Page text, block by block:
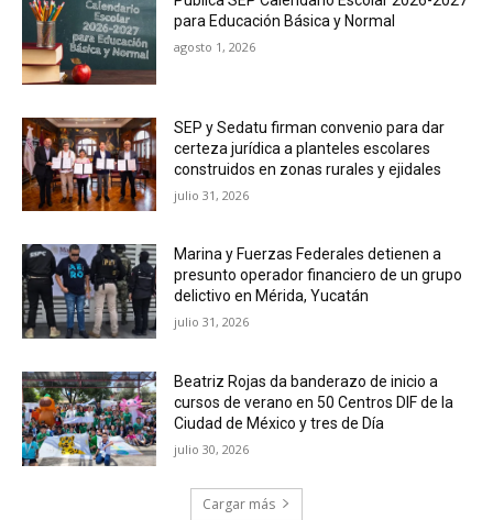
para Educación Básica y Normal
agosto 1, 2026
SEP y Sedatu firman convenio para dar
certeza jurídica a planteles escolares
construidos en zonas rurales y ejidales
julio 31, 2026
Marina y Fuerzas Federales detienen a
presunto operador financiero de un grupo
delictivo en Mérida, Yucatán
julio 31, 2026
Beatriz Rojas da banderazo de inicio a
cursos de verano en 50 Centros DIF de la
Ciudad de México y tres de Día
julio 30, 2026
Cargar más